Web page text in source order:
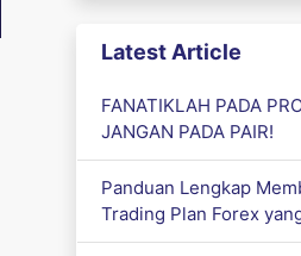
Latest Article
FANATIKLAH PADA
JANGAN PADA PAIR!
Panduan Lengkap
Trading Plan Forex